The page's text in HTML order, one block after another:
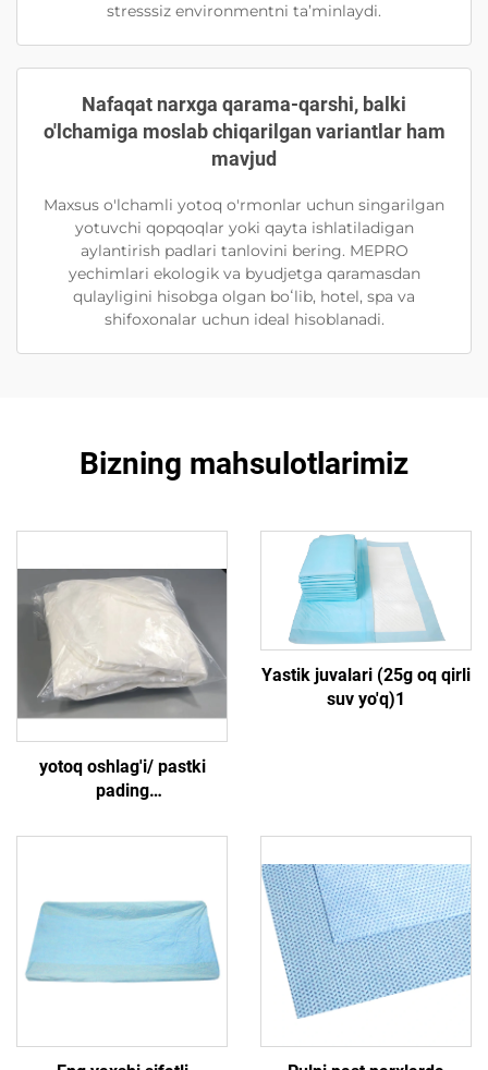
stresssiz environmentni ta’minlaydi.
Nafaqat narxga qarama-qarshi, balki
o'lchamiga moslab chiqarilgan variantlar ham
mavjud
Maxsus o'lchamli yotoq o'rmonlar uchun singarilgan
yotuvchi qopqoqlar yoki qayta ishlatiladigan
aylantirish padlari tanlovini bering. MEPRO
yechimlari ekologik va byudjetga qaramasdan
qulayligini hisobga olgan boʻlib, hotel, spa va
shifoxonalar uchun ideal hisoblanadi.
Bizning mahsulotlarimiz
yotoq oshlag'i/ pastki
pading
Yastik juvalari (25g oq qirli
suv yo'q)1